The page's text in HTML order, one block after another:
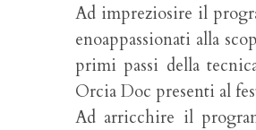
Ad impreziosire il
enoappassionati alla
primi passi della
Orcia Doc presenti al
Ad arricchire il